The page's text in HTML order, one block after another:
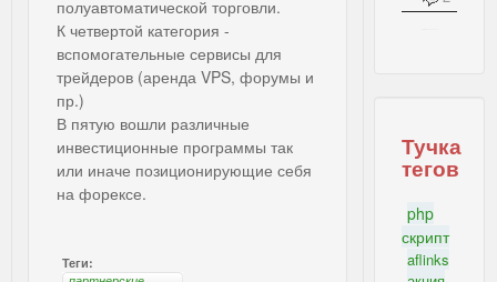
полуавтоматической торговли.
К четвертой категория -
вспомогательные сервисы для
трейдеров (аренда VPS, форумы и
пр.)
В пятую вошли различные
инвестиционные программы так
или иначе позиционирующие себя
на форексе.
Теги:
Тучка
тегов
php
скрипт
aflinks